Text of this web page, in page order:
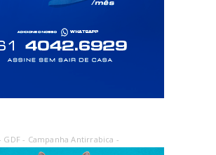
GDF - Campanha Antirrabica -